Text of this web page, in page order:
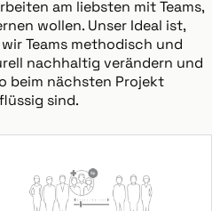
am liebsten mit Teams,
wollen. Unser Ideal ist,
Teams methodisch und
nachhaltig verändern und
beim nächsten Projekt
sind.